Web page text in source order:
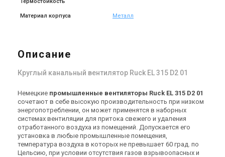
EL 500 EC 01
149 701 грн182 562 грн 170 053 грн 207 381 грн
Нет в наличии Оставить отзыв Нет в наличии Оставить отзыв
Материал корпуса Металл
Описание
Круглый канальный вентилятор Ruck EL 315 D2 01
Немецкие промышленные вентиляторы Ruck EL 315 D2 01
сочетают в себе высокую производительность при низком
энергопотреблении, он может применятся в наборных
системах вентиляции для притока свежего и удаления
отработанного воздуха из помещений. Допускается его
установка в любые промышленные помещения,
температура воздуха в которых не превышает 60 град. по
Цельсию, при условии отсутствия газов взрывоопасных и